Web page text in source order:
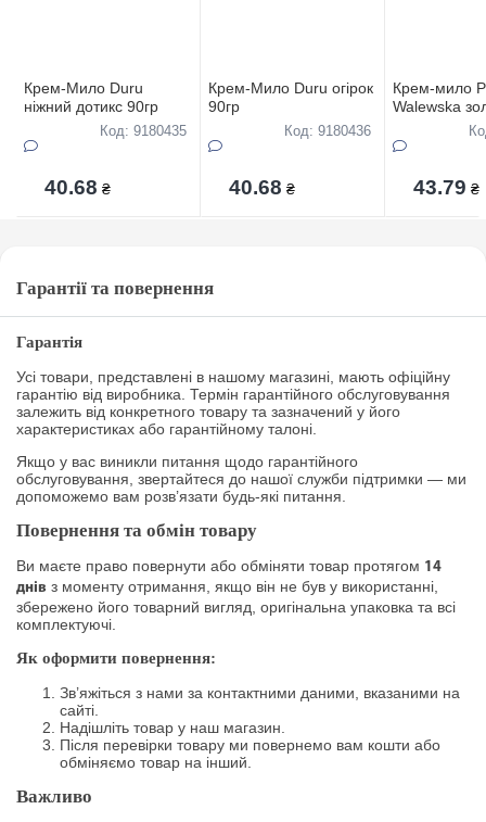
Крем-Мило Duru
ніжний дотикс 90гр
Код: 9180435
40.68 ₴
Крем-Мило Duru огірок
90гр
Код: 9180436
40.68 ₴
Крем-мило
Walewska
43.79 ₴
Гарантії та повернення
Гарантія
Усі товари, представлені в нашому магазині, мають офіційну
гарантію від виробника. Термін гарантійного обслуговування
залежить від конкретного товару та зазначений у його
характеристиках або гарантійному талоні.
Якщо у вас виникли питання щодо гарантійного
обслуговування, звертайтеся до нашої служби підтримки — ми
допоможемо вам розв’язати будь-які питання.
Повернення та обмін товару
Ви маєте право повернути або обміняти товар протягом 14
днів з моменту отримання, якщо він не був у використанні,
збережено його товарний вигляд, оригінальна упаковка та всі
комплектуючі.
Як оформити повернення:
Зв’яжіться з нами за контактними даними, вказаними на
сайті.
Надішліть товар у наш магазин.
Після перевірки товару ми повернемо вам кошти або
обміняємо товар на інший.
Важливо